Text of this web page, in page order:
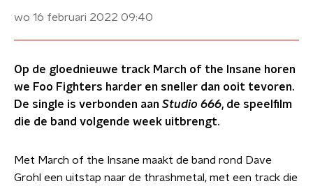
wo 16 februari 2022 09:40
Op de gloednieuwe track March of the Insane horen
we Foo Fighters harder en sneller dan ooit tevoren.
De single is verbonden aan Studio 666, de speelfilm
die de band volgende week uitbrengt.
Met March of the Insane maakt de band rond Dave
Grohl een uitstap naar de thrashmetal, met een track die